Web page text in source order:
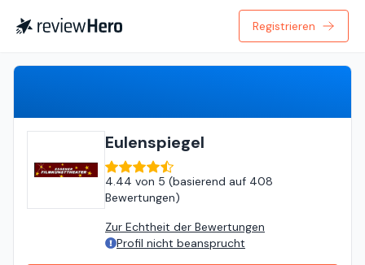
Registrieren
Eulenspiegel
4.44 von 5 (basierend auf 408
Bewertungen)
Zur Echtheit der Bewertungen
Profil nicht beansprucht